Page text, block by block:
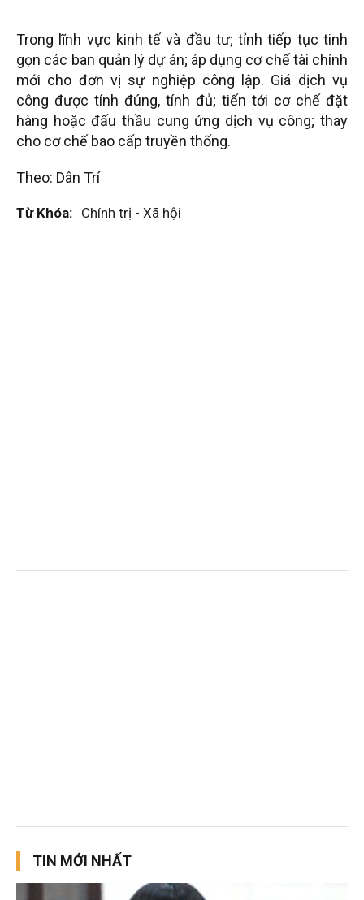
Trong lĩnh vực kinh tế và đầu tư; tỉnh tiếp tục tinh
gọn các ban quản lý dự án; áp dụng cơ chế tài chính
mới cho đơn vị sự nghiệp công lập. Giá dịch vụ
công được tính đúng, tính đủ; tiến tới cơ chế đặt
hàng hoặc đấu thầu cung ứng dịch vụ công; thay
cho cơ chế bao cấp truyền thống.
Theo: Dân Trí
Từ Khóa: Chính trị - Xã hội
TIN MỚI NHẤT